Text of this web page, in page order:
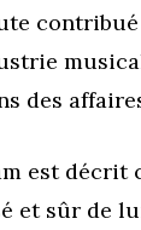
des
est décrit
et sûr de